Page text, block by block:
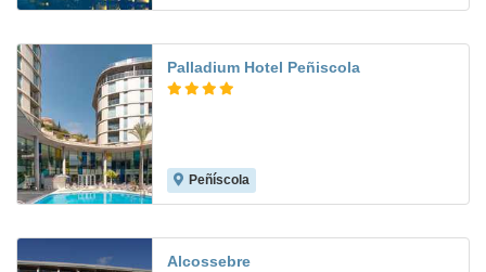
Palladium Hotel Peñiscola
Peñíscola
Alcossebre